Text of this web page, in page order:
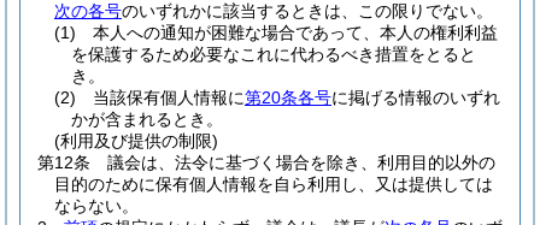
次の各号のいずれかに該当するときは、この限りでない。
(1)
本人への通知が困難な場合であって、本人の権利利益
を保護するため必要なこれに代わるべき措置をとると
き。
(2)
当該保有個人情報に第20条各号に掲げる情報のいずれ
かが含まれるとき。
(利用及び提供の制限)
第12条
議会は、法令に基づく場合を除き、利用目的以外の
目的のために保有個人情報を自ら利用し、又は提供しては
ならない。